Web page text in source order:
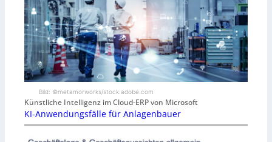
Bild: ©metamorworks/stock.adobe.com
Künstliche Intelligenz im Cloud-ERP von Microsoft
KI-Anwendungsfälle für Anlagenbauer